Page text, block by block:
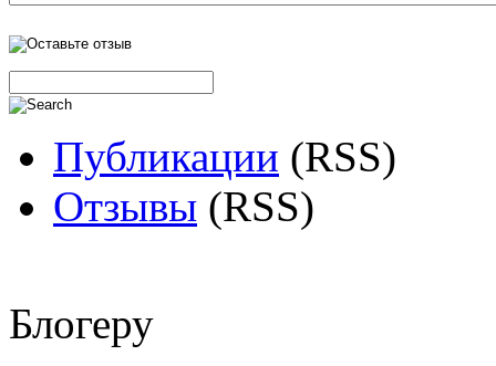
Публикации (RSS)
Отзывы (RSS)
Блогеру